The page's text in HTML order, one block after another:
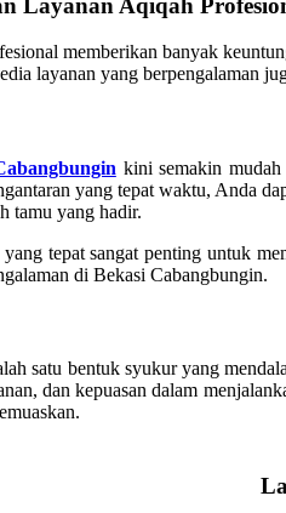
memberikan banyak
layanan yang berpengalaman
kini semakin
yang tepat waktu, Anda
tamu yang hadir.
tepat sangat penting untuk
di Bekasi Cabangbungin.
satu bentuk syukur yang
dan kepuasan dalam